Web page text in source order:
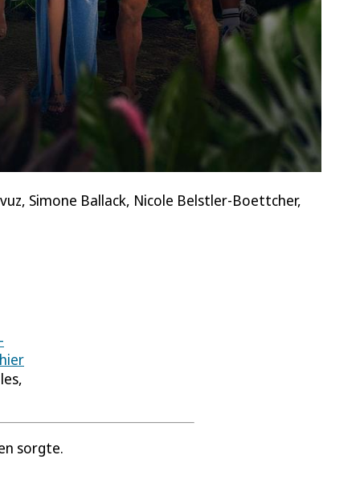
Simone Ballack, Nicole Belstler-Boettcher,
sorgte.